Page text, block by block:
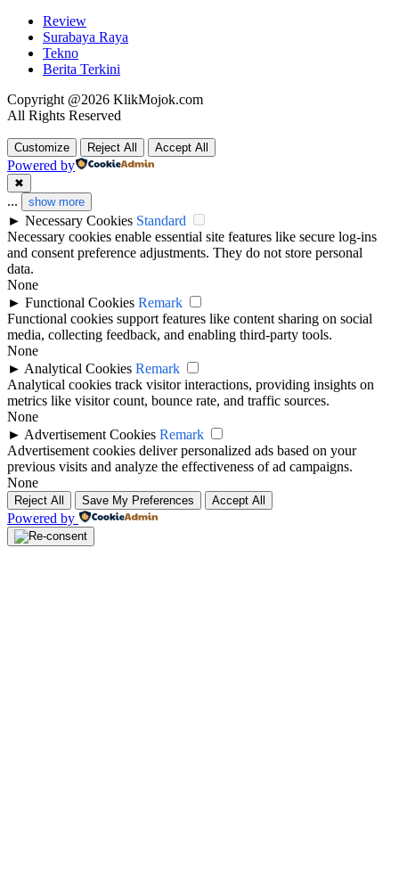
Review
Surabaya Raya
Tekno
Berita Terkini
Copyright @2026 KlikMojok.com
All Rights Reserved
Customize Reject All Accept All
Powered by
✖
... show more
► Necessary Cookies Standard
Necessary cookies enable essential site features like secure log-ins
and consent preference adjustments. They do not store personal
data.
None
► Functional Cookies Remark
Functional cookies support features like content sharing on social
media, collecting feedback, and enabling third-party tools.
None
► Analytical Cookies Remark
Analytical cookies track visitor interactions, providing insights on
metrics like visitor count, bounce rate, and traffic sources.
None
► Advertisement Cookies Remark
Advertisement cookies deliver personalized ads based on your
previous visits and analyze the effectiveness of ad campaigns.
None
Reject All Save My Preferences Accept All
Powered by